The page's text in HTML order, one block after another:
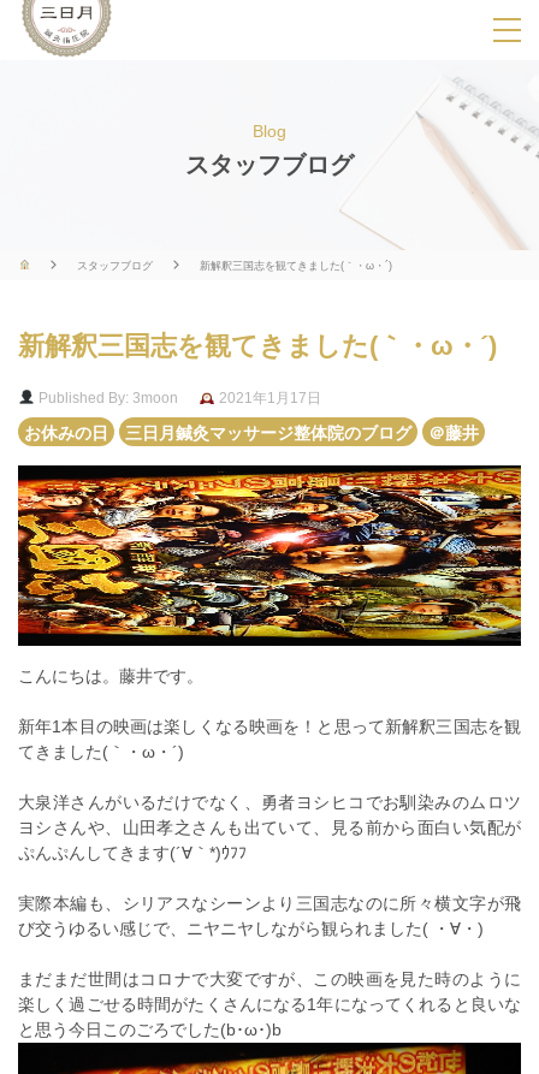
SPメニ
ー
展
用
ボ
Blog
スタッフブログ
スタッフブログ 新解釈三国志を観てきました(｀・ω・´)
新解釈三国志を観てきました(｀・ω・´)
Published By: 3moon
2021年1月17日
お休みの日
三日月鍼灸マッサージ整体院のブログ ＠藤井
こんにちは。藤井です。
新年1本目の映画は楽しくなる映画を！と思って新解釈三国志を観
てきました(｀・ω・´)
大泉洋さんがいるだけでなく、勇者ヨシヒコでお馴染みのムロツ
ヨシさんや、山田孝之さんも出ていて、見る前から面白い気配が
ぷんぷんしてきます(´∀｀*)ｳﾌﾌ
実際本編も、シリアスなシーンより三国志なのに所々横文字が飛
び交うゆるい感じで、ニヤニヤしながら観られました( ・∀・)
まだまだ世間はコロナで大変ですが、この映画を見た時のように
楽しく過ごせる時間がたくさんになる1年になってくれると良いな
と思う今日このごろでした(b･ω･)b